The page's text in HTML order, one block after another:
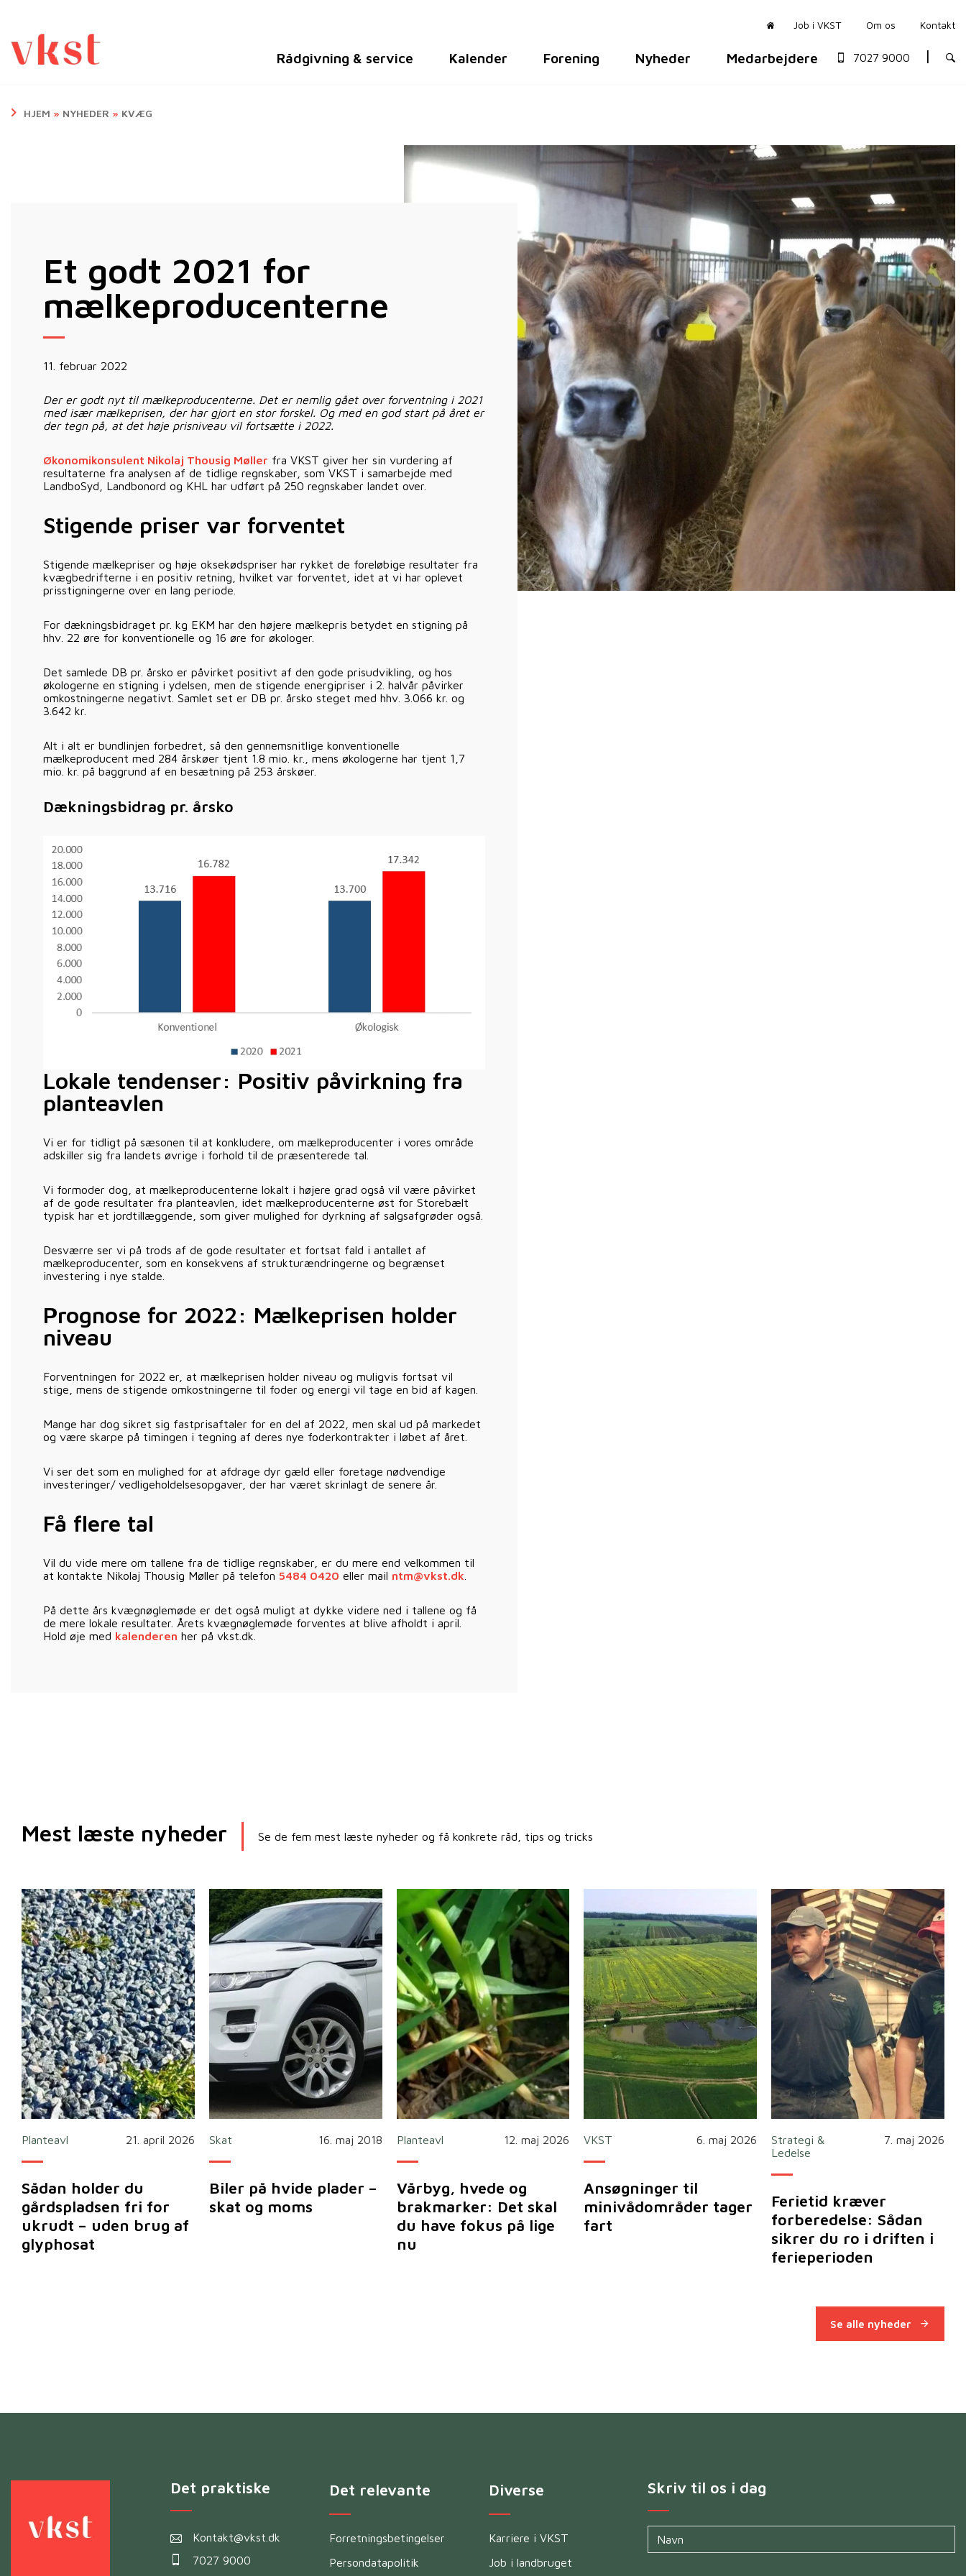
Job i VKST Om os Kontakt
Rådgivning & service Kalender Forening Nyheder Medarbejdere 7027 9000
HJEM » NYHEDER » KVÆG
Et godt 2021 for
mælkeproducenterne
11. februar 2022
Der er godt nyt til mælkeproducenterne. Det er nemlig gået over forventning i 2021
med især mælkeprisen, der har gjort en stor forskel. Og med en god start på året er
der tegn på, at det høje prisniveau vil fortsætte i 2022.
Økonomikonsulent Nikolaj Thousig Møller fra VKST giver her sin vurdering af
resultaterne fra analysen af de tidlige regnskaber, som VKST i samarbejde med
LandboSyd, Landbonord og KHL har udført på 250 regnskaber landet over.
Stigende priser var forventet
Stigende mælkepriser og høje oksekødspriser har rykket de foreløbige resultater fra
kvægbedrifterne i en positiv retning, hvilket var forventet, idet at vi har oplevet
prisstigningerne over en lang periode.
For dækningsbidraget pr. kg EKM har den højere mælkepris betydet en stigning på
hhv. 22 øre for konventionelle og 16 øre for økologer.
Det samlede DB pr. årsko er påvirket positivt af den gode prisudvikling, og hos
økologerne en stigning i ydelsen, men de stigende energipriser i 2. halvår påvirker
omkostningerne negativt. Samlet set er DB pr. årsko steget med hhv. 3.066 kr. og
3.642 kr.
Alt i alt er bundlinjen forbedret, så den gennemsnitlige konventionelle
mælkeproducent med 284 årskøer tjent 1.8 mio. kr., mens økologerne har tjent 1,7
mio. kr. på baggrund af en besætning på 253 årskøer.
Dækningsbidrag pr. årsko
Lokale tendenser: Positiv påvirkning fra
planteavlen
Vi er for tidligt på sæsonen til at konkludere, om mælkeproducenter i vores område
adskiller sig fra landets øvrige i forhold til de præsenterede tal.
Vi formoder dog, at mælkeproducenterne lokalt i højere grad også vil være påvirket
af de gode resultater fra planteavlen, idet mælkeproducenterne øst for Storebælt
typisk har et jordtillæggende, som giver mulighed for dyrkning af salgsafgrøder også.
Desværre ser vi på trods af de gode resultater et fortsat fald i antallet af
mælkeproducenter, som en konsekvens af strukturændringerne og begrænset
investering i nye stalde.
Prognose for 2022: Mælkeprisen holder
niveau
Forventningen for 2022 er, at mælkeprisen holder niveau og muligvis fortsat vil
stige, mens de stigende omkostningerne til foder og energi vil tage en bid af kagen.
Mange har dog sikret sig fastprisaftaler for en del af 2022, men skal ud på markedet
og være skarpe på timingen i tegning af deres nye foderkontrakter i løbet af året.
Vi ser det som en mulighed for at afdrage dyr gæld eller foretage nødvendige
investeringer/ vedligeholdelsesopgaver, der har været skrinlagt de senere år.
Få flere tal
Vil du vide mere om tallene fra de tidlige regnskaber, er du mere end velkommen til
at kontakte Nikolaj Thousig Møller på telefon 5484 0420 eller mail ntm@vkst.dk
På dette års kvægnøglemøde er det også muligt at dykke videre ned i tallene og få
de mere lokale resultater. Årets kvægnøglemøde forventes at blive afholdt i april.
Hold øje med kalenderen her på vkst.dk.
Mest læste nyheder Se de fem mest læste nyheder og få konkrete råd, tips og tricks
Planteavl 21. april 2026
Sådan holder du
gårdspladsen fri for
ukrudt – uden brug af
glyphosat
Skat 16. maj 2018
Biler på hvide plader –
skat og moms
Planteavl 12. maj 2026
Vårbyg, hvede og
brakmarker: Det skal
du have fokus på lige
nu
VKST 6. maj 2026
Ansøgninger til
minivådområder tager
fart
Strategi &
Ledelse
7. maj 2026
Ferietid kræver
forberedelse: Sådan
sikrer du ro i driften i
ferieperioden
Se alle nyheder
Det praktiske
Kontakt@vkst.dk
7027 9000
Det relevante
Forretningsbetingelser
Persondatapolitik
Diverse
Karriere i VKST
Job i landbruget
Skriv til os i dag
Navn*